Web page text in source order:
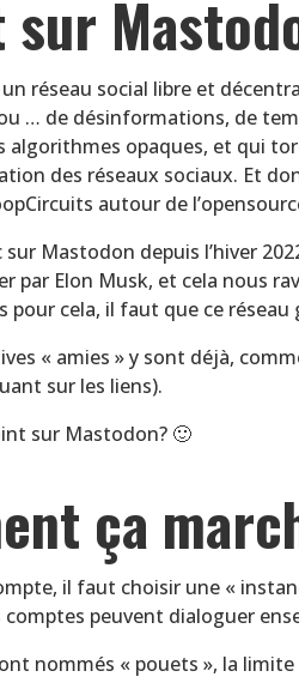
sur
réseau social libre et
… de désinformations, de
algorithmes opaques, et qui
des réseaux sociaux. Et
autour de
Mastodon depuis l’hiver
par Elon Musk, et cela nous
pour cela, il faut que ce
« amies » y sont déjà,
sur les liens).
sur Mastodon? 🙂
ça
il faut choisir une «
peuvent dialoguer
nommés « pouets », la